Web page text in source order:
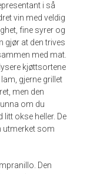
i så
vin med veldig
fine syrer og
gjør at den trives
med mat.
kjøttsortene
gjerne grillet
men den
om du
litt okse heller. De
utmerket som
Den